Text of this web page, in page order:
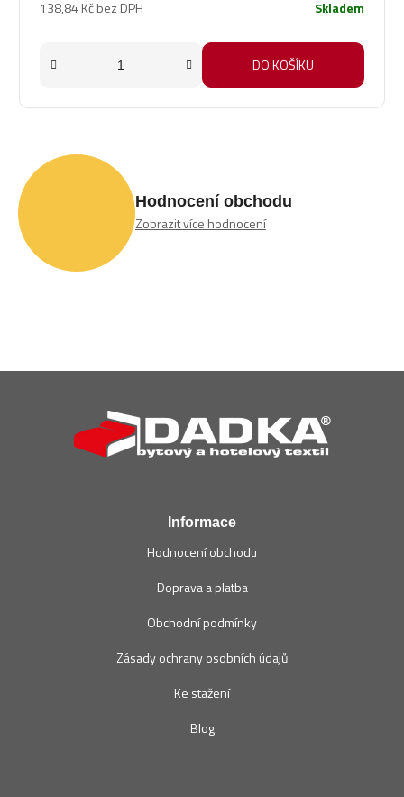
138,84 Kč bez DPH Skladem
DO KOŠÍKU
Hodnocení obchodu
Zobrazit více hodnocení
Informace
Hodnocení obchodu
Doprava a platba
Obchodní podmínky
Zásady ochrany osobních údajů
Ke stažení
Blog